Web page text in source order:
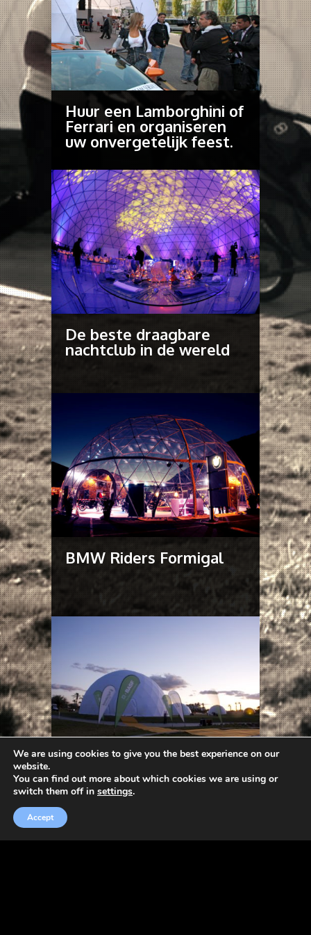
Huur een Lamborghini of
Ferrari en organiseren
uw onvergetelijk feest.
De beste draagbare
nachtclub in de wereld
BMW Riders Formigal
BASF – esthetische
oplossingen
We are using cookies to give you the best experience on our
website.
You can find out more about which cookies we are using or
switch them off in settings.
Accept